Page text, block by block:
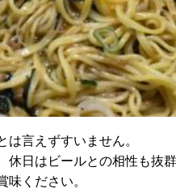
は言えずすいません。
休日はビールとの相性も抜群
味ください。